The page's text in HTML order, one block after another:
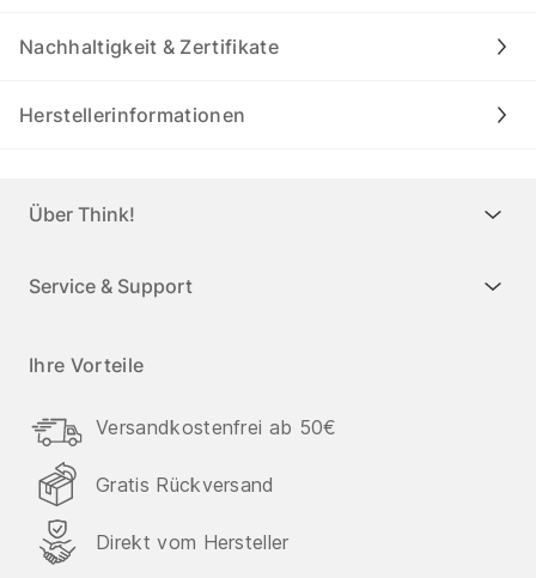
Nachhaltigkeit & Zertifikate
Herstellerinformationen
Über Think!
Service & Support
Ihre Vorteile
Versandkostenfrei ab 50€
Gratis Rückversand
Direkt vom Hersteller